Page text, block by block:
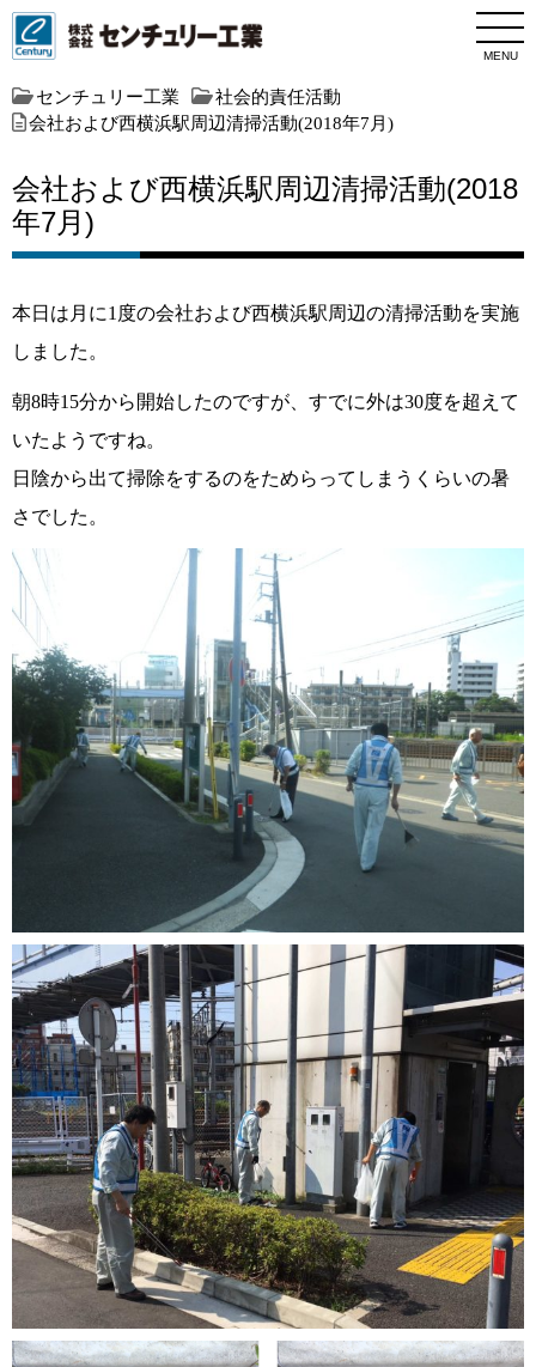
MENU
センチュリー工業
社会的責任活動
会社および西横浜駅周辺清掃活動(2018年7月)
会社および西横浜駅周辺清掃活動(2018
年7月)
本日は月に1度の会社および西横浜駅周辺の清掃活動を実施
しました。
朝8時15分から開始したのですが、すでに外は30度を超えて
いたようですね。
日陰から出て掃除をするのをためらってしまうくらいの暑
さでした。